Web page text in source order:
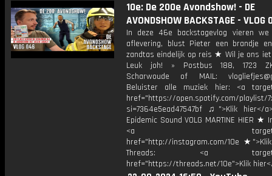
10e: De 200e Avondshow! - DE
AVONDSHOW BACKSTAGE - VLOG
In deze 46e backstagevlog vieren
aflevering, blust Pieter een brandje
zandtas eindelijk op reis ★ Wil je ons
Leuk joh! » Postbus 188, 1723
Scharwoude of MAIL:
Beluister alle muziek hier: <a
href="https://open.spotify.com/playlist/
si=7364e5ead47547bf ♫">Klik hier</
Epidemic Sound VOLG MARTINE HIER ★
<a
href="http://instagram.com/10e
Threads: <a
href="https://threads.net/10e">Klik